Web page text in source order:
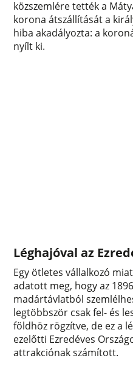
közszemlére tették a
korona átszállítását a
hiba akadályozta: a
nyílt ki.
Léghajóval az
Egy ötletes vállalkozó
adatott meg, hogy az
madártávlatból
legtöbbször csak fel- és
földhöz rögzítve, de ez a
ezelőtti Ezredéves
attrakciónak számított.